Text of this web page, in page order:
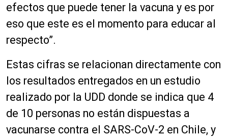
efectos que puede tener la vacuna y es por
eso que este es el momento para educar al
respecto”.
Estas cifras se relacionan directamente con
los resultados entregados en un estudio
realizado por la UDD donde se indica que 4
de 10 personas no están dispuestas a
vacunarse contra el SARS-CoV-2 en Chile, y